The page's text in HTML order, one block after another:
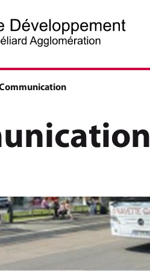
active :